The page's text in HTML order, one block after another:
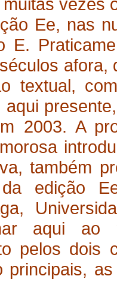
Ee, nas
E.
textual,
2003. A
também
edição
aqui ao
pelos dois
principais,